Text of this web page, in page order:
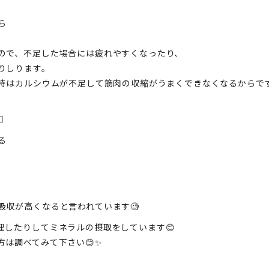
、不足した場合には疲れやすくなったり、
ります。
はカルシウムが不足して筋肉の収縮がうまくできなくなるからで
収が高くなると言われています🧐
たりしてミネラルの摂取をしています😊
は調べてみて下さい😊✨